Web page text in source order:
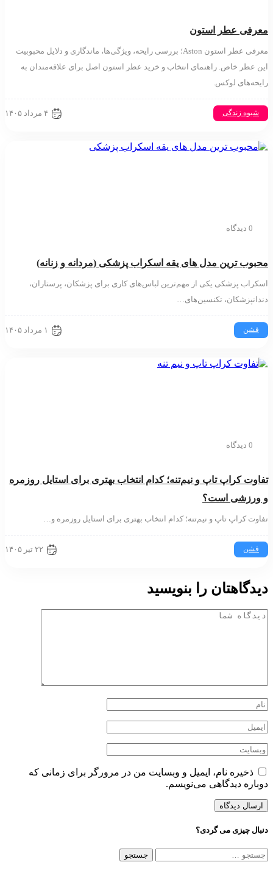
عطر استون
معرفی عطر استون Aston؛ بررسی رایحه، ویژگی‌ها، ماندگاری و دلایل محبوبیت
عطر خاص. راهنمای انتخاب و خرید عطر استون اصل برای علاقه‌مندان به
لوکس.
شیوه زندگی ۴ مرداد ۱۴۰۵
ترین مدل های یقه اسکراب پزشکی (مردانه و زنانه)
پزشکی یکی از مهم‌ترین لباس‌های کاری برای پزشکان، پرستاران،
تکنسین‌های…
فشن ۱ مرداد ۱۴۰۵
کراپ تاپ و نیم‌تنه؛ کدام انتخاب بهتری برای استایل روزمره
است؟
کراپ تاپ و نیم‌تنه؛ کدام انتخاب بهتری برای استایل روزمره و…
فشن ۲۲ تیر ۱۴۰۵
را بنویسید
ذخیره نام، ایمیل و وبسایت من در مرورگر برای زمانی که
دیدگاهی می‌نویسم.
چیزی می گردی؟